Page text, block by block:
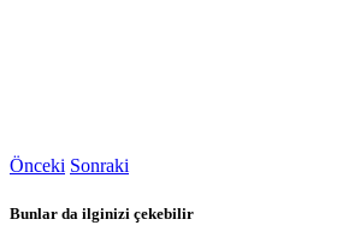
Önceki Sonraki
Bunlar da ilginizi çekebilir